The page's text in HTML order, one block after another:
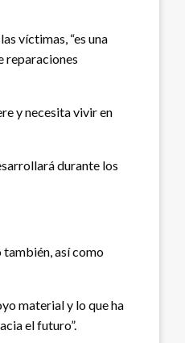
víctimas, “es una
reparaciones
y necesita vivir en
durante los
también, así como
material y lo que ha
el futuro”.